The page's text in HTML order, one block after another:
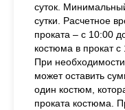
суток.
сутки. Расчетное
проката – с 10:00
костюма в прокат
При
может оставить
один костюм,
проката костюма.